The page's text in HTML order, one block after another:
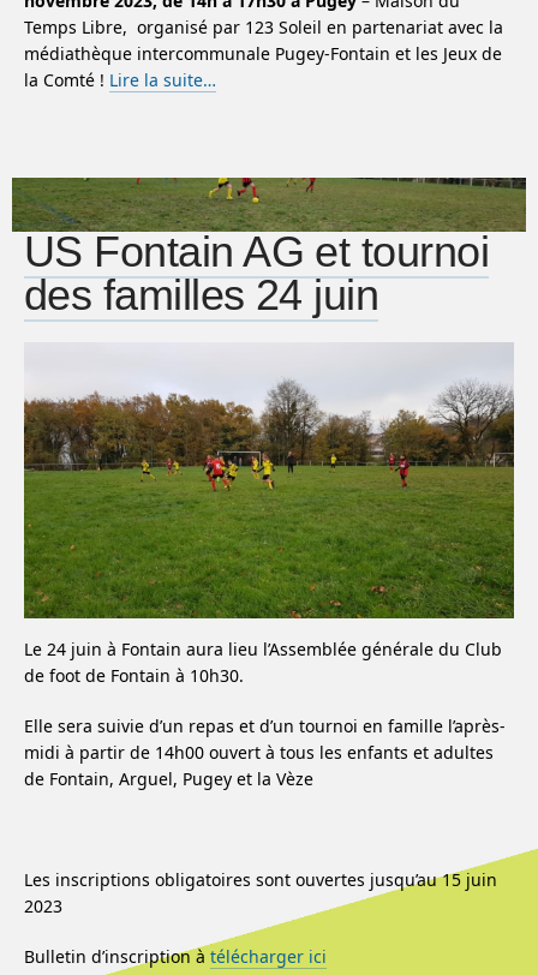
Temps Libre, organisé par 123 Soleil en partenariat avec la
médiathèque intercommunale Pugey-Fontain et les Jeux de
la Comté ! Lire la suite…
US Fontain AG et tournoi
des familles 24 juin
Le 24 juin à Fontain aura lieu l’Assemblée générale du Club
de foot de Fontain à 10h30.
Elle sera suivie d’un repas et d’un tournoi en famille l’après-
midi à partir de 14h00 ouvert à tous les enfants et adultes
de Fontain, Arguel, Pugey et la Vèze
Les inscriptions obligatoires sont ouvertes jusqu’au 15 juin
2023
Bulletin d’inscription à télécharger ici